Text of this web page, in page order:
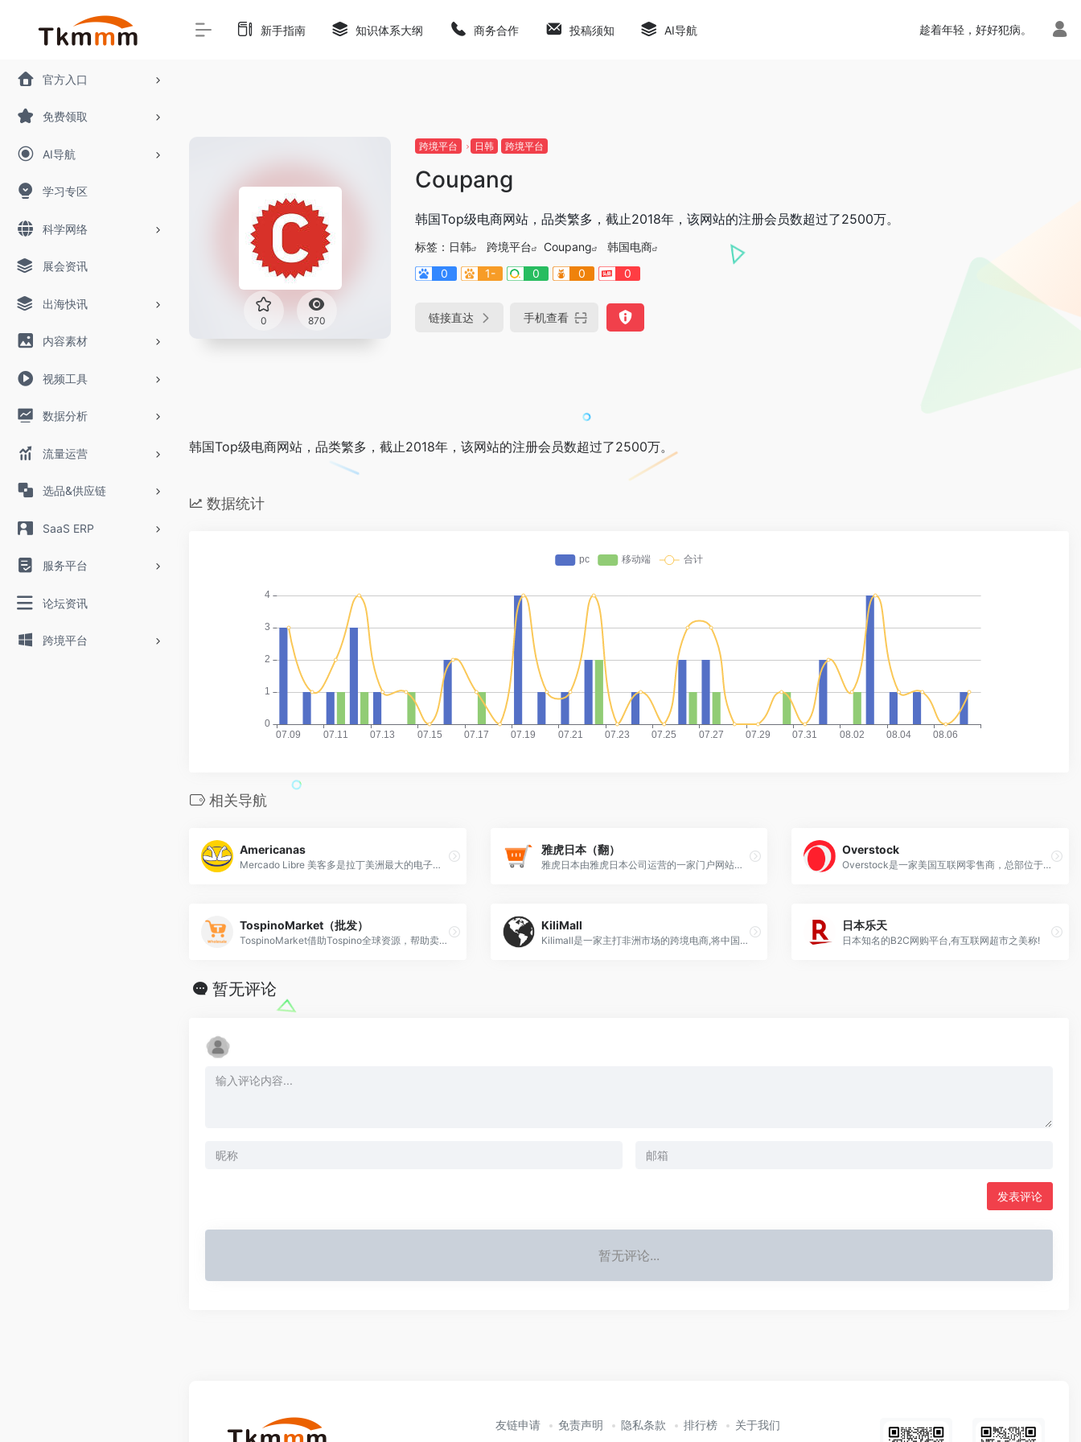
官方入口
免费领取
AI导航
学习专区
科学网络
展会资讯
出海快讯
内容素材
视频工具
数据分析
流量运营
选品&供应链
SaaS ERP
服务平台
论坛资讯
跨境平台
新手指南 知识体系大纲 商务合作 投稿须知 AI导航 趁着年轻，好好犯病。
0 870
跨境平台 日韩 跨境平台
Coupang
韩国Top级电商网站，品类繁多，截止2018年，该网站的注册会员数超过了2500万。
标签： 日韩 跨境平台 Coupang
韩国电商
0
1- 0 0 0
链接直达 手机查看
韩国Top级电商网站，品类繁多，截止2018年，该网站的注册会员数超过了2500万。
数据统计
相关导航
Americanas
Mercado Libre 美客多是拉丁美洲最大的电子商务平台。目前其电商业务范围已覆盖巴西、墨西哥、智利、哥伦比亚等18个拉丁美洲国家及地区。 Mercado Libre 美客多是拉丁美洲最大的电子商务平台。目前其电商业务范围已覆盖巴西、墨西哥、智利、哥伦比亚等18个拉丁美洲国家及地区。2020年Mercado Libre累计活跃用户数约1.32亿，卖家数量1100万，每秒访问量533次，每日售出商品近200万件，是拉美第一、全球访问量第七的电子商务零售网站。
雅虎日本（翻）
雅虎日本由雅虎日本公司运营的一家门户网站，其在日本的搜索引擎和门户网站市场中位居业界第一位。日本雅虎是一家集合购物和资讯的平台，类似中国淘宝和新浪合体的销售信息一体化平台。
Overstock
Overstock是一家美国互联网零售商，总部位于犹他州Midvale，靠近盐湖城。Overstock.com最初由Robert Brazell于1997年创立为D2：Discounts Direct。两年后，它被卖给了Patrick M. Byrne，后者将其改名为Overstock.com。
TospinoMarket（批发）
TospinoMarket借助Tospino全球资源，帮助卖家抓住跨境电商机遇，发展出口业务，打造国际品牌。基于平台大数据，根据消费者的喜好和需求，帮助工厂实现定制化生产，持续降低采购、生产、物流成本，让优质的商品成为平台主流，为海外新兴市场用户提供高效、智能、便捷的生活服务。
KiliMall
Kilimall是一家主打非洲市场的跨境电商,将中国商品在非洲本土进行电商交易。
日本乐天
日本知名的B2C网购平台,有互联网超市之美称!
暂无评论
发表评论
暂无评论...
友链申请 免责声明 隐私条款 排行榜 关于我们